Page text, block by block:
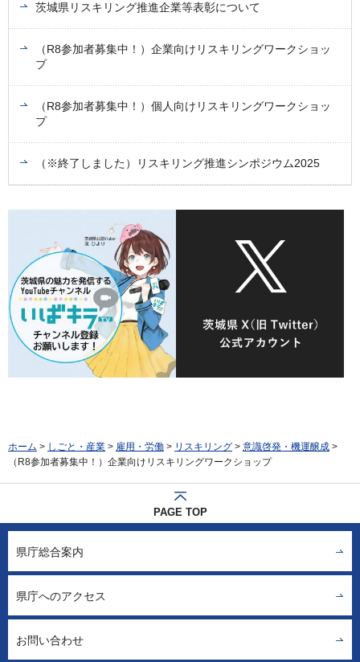
茨城県リスキリング推進企業等表彰について
（R8参加者募集中！）企業向けリスキリングワークショッ
プ
（R8参加者募集中！）個人向けリスキリングワークショッ
プ
（※終了しました）リスキリング推進シンポジウム2025
ホーム > しごと・産業 > 雇用・労働 > リスキリング > 意識啓発・機運醸成 >
（R8参加者募集中！）企業向けリスキリングワークショップ
PAGE TOP
県庁総合案内
県庁へのアクセス
お問い合わせ